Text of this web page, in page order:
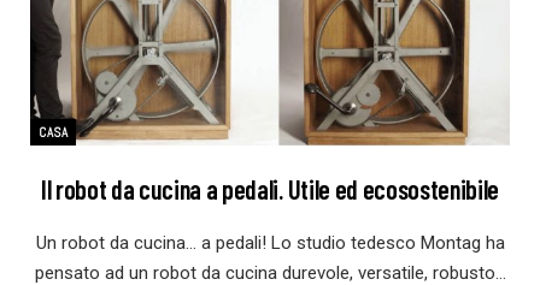
CASA
Il robot da cucina a pedali. Utile ed ecosostenibile
Un robot da cucina… a pedali! Lo studio tedesco Montag ha
pensato ad un robot da cucina durevole, versatile, robusto…